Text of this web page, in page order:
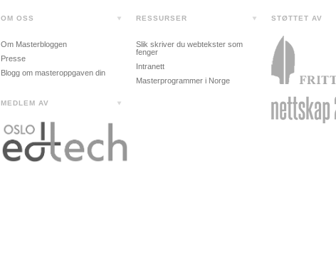
OM OSS
Om Masterbloggen
Presse
Blogg om masteroppgaven din
MEDLEM AV
RESSURSER
Slik skriver du webtekster som
fenger
Intranett
Masterprogrammer i Norge
STØTTET AV